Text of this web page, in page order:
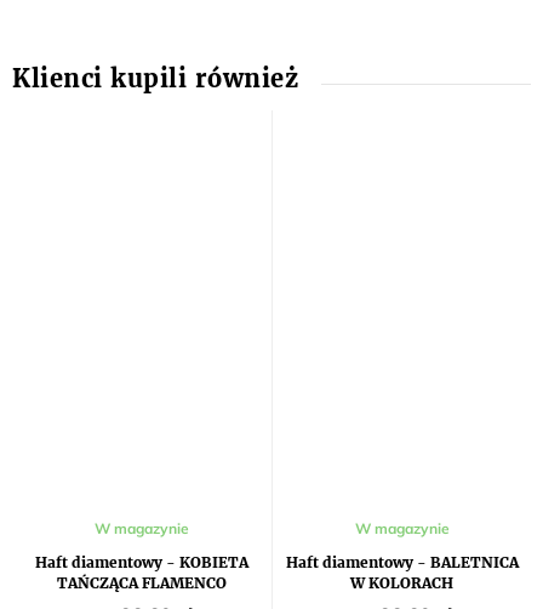
Haft diamentowy - KOBIETA
TAŃCZĄCA FLAMENCO
W magazynie
Haft diamentowy - BALETNICA
W KOLORACH
W magazynie